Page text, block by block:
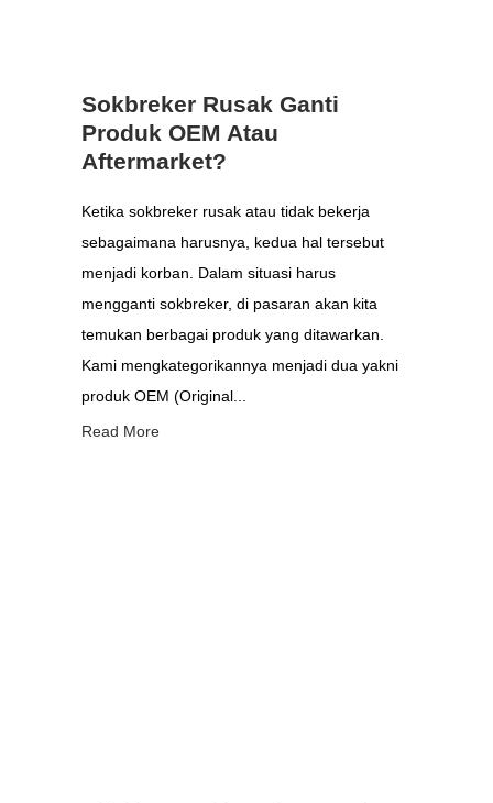
Sokbreker Rusak Ganti
Produk OEM Atau
Aftermarket?
Ketika sokbreker rusak atau tidak bekerja
sebagaimana harusnya, kedua hal tersebut
menjadi korban. Dalam situasi harus
mengganti sokbreker, di pasaran akan kita
temukan berbagai produk yang ditawarkan.
Kami mengkategorikannya menjadi dua yakni
produk OEM (Original...
Read More